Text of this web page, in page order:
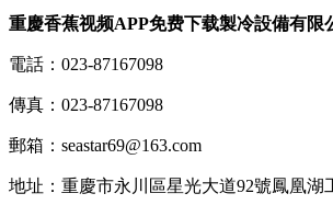
重慶香蕉视频APP免费下载製冷設備有限
電話： 023-87167098
傳真： 023-87167098
郵箱： seastar69@163.com
地址： 重慶市永川區星光大道92號鳳凰湖